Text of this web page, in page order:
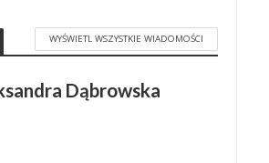
WYŚWIETL WSZYSTKIE WIADOMOŚCI
Dąbrowska